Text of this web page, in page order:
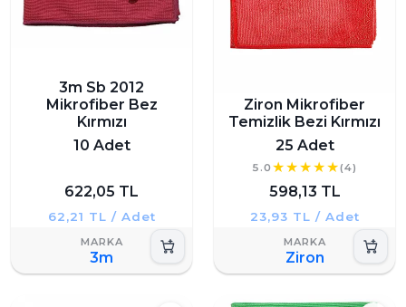
3m Sb 2012
Mikrofiber Bez
Kırmızı
10 Adet
622,05 TL
62,21 TL / Adet
3m
Ziron Mikrofiber
Temizlik Bezi Kırmızı
25 Adet
5.0 (4)
598,13 TL
23,93 TL / Adet
Ziron